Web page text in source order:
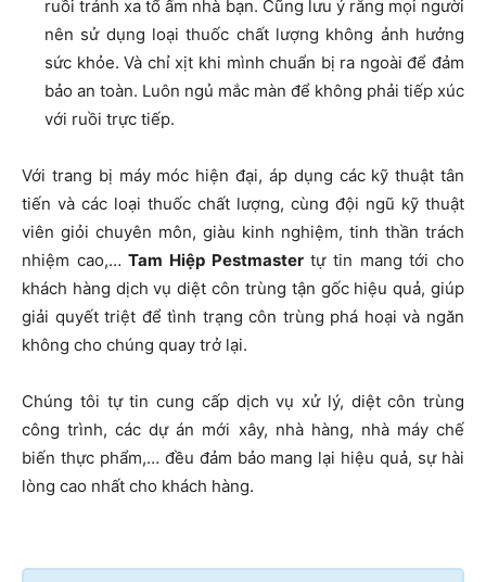
ruồi tránh xa tổ ấm nhà bạn. Cũng lưu ý rằng mọi người
nên sử dụng loại thuốc chất lượng không ảnh hưởng
sức khỏe. Và chỉ xịt khi mình chuẩn bị ra ngoài để đảm
bảo an toàn. Luôn ngủ mắc màn để không phải tiếp xúc
với ruồi trực tiếp.
Với trang bị máy móc hiện đại, áp dụng các kỹ thuật tân
tiến và các loại thuốc chất lượng, cùng đội ngũ kỹ thuật
viên giỏi chuyên môn, giàu kinh nghiệm, tinh thần trách
nhiệm cao,…Tam Hiệp Pestmastertự tin mang tới cho
khách hàng dịch vụ diệt côn trùng tận gốc hiệu quả, giúp
giải quyết triệt để tình trạng côn trùng phá hoại và ngăn
không cho chúng quay trở lại.
Chúng tôi tự tin cung cấp dịch vụ xử lý, diệt côn trùng
công trình, các dự án mới xây, nhà hàng, nhà máy chế
biến thực phẩm,… đều đảm bảo mang lại hiệu quả, sự hài
lòng cao nhất cho khách hàng.